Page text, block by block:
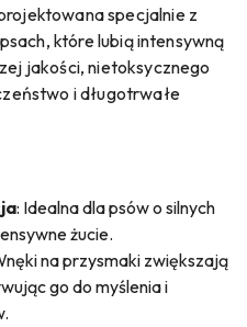
specjalnie z
które lubią intensywną
jakości, nietoksycznego
i długotrwałe
: Idealna dla psów o silnych
żucie.
na przysmaki zwiększają
go do myślenia i